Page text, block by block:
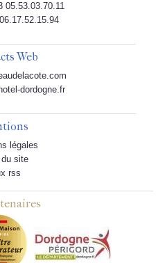
05.53.03.70.11
Web
dordogne.fr
légales
du site
rss